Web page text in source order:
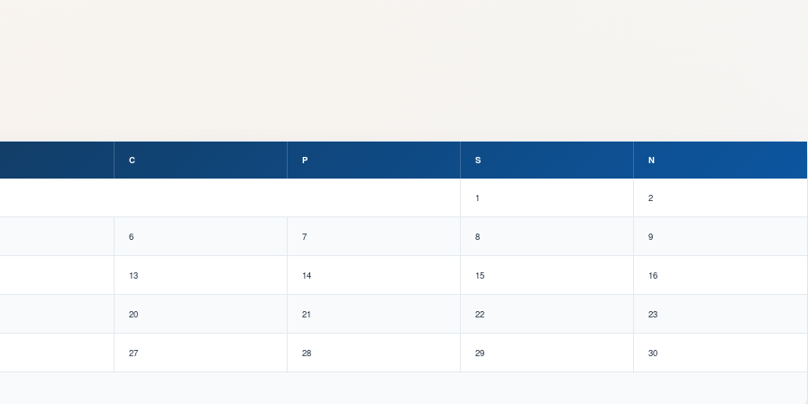
C P S N
1 2
6 7 8 9
13 14 15 16
20 21 22 23
27 28 29 30